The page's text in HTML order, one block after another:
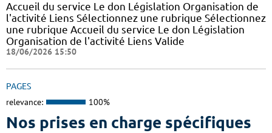
Accueil du service Le don Législation Organisation de
l'activité Liens Sélectionnez une rubrique Sélectionnez
une rubrique Accueil du service Le don Législation
Organisation de l'activité Liens Valide
18/06/2026 15:50
PAGES
relevance: 100%
Nos prises en charge spécifiques